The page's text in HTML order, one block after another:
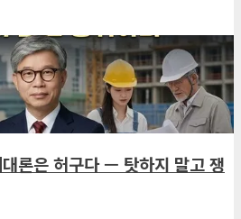
선크림은 비싼 제품이 아니라 제대
39
론은 허구다 — 탓하지 말고 쟁